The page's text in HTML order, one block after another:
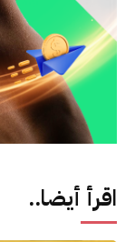
اقرأ أيضا..